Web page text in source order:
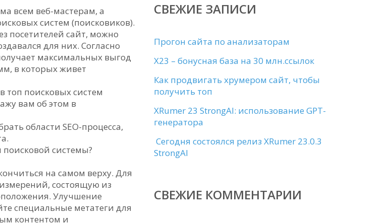
всем веб-мастерам, а
систем (поисковиков).
посетителей сайт, можно
для них. Согласно
максимальных выгод
в которых живет
топ поисковых систем
вам об этом в
области SEO-процесса,
системы?
на самом верху. Для
состоящую из
Улучшение
специальные метатеги для
контентом и
СВЕЖИЕ ЗАПИСИ
Прогон сайта по анализаторам
X23 – бонусная база на 30 млн.ссылок
Как продвигать хрумером сайт, чтобы
получить топ
XRumer 23 StrongAI: использование GPT-
генератора
Сегодня состоялся релиз XRumer 23.0.3
StrongAI
СВЕЖИЕ КОММЕНТАРИИ